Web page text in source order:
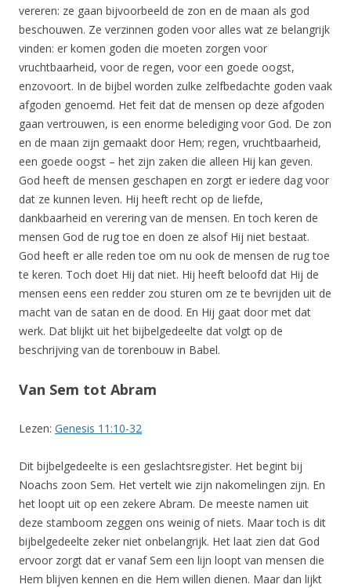
vereren: ze gaan bijvoorbeeld de zon en de maan als god
beschouwen. Ze verzinnen goden voor alles wat ze belangrijk
vinden: er komen goden die moeten zorgen voor
vruchtbaarheid, voor de regen, voor een goede oogst,
enzovoort. In de bijbel worden zulke zelfbedachte goden vaak
afgoden genoemd. Het feit dat de mensen op deze afgoden
gaan vertrouwen, is een enorme belediging voor God. De zon
en de maan zijn gemaakt door Hem; regen, vruchtbaarheid,
een goede oogst – het zijn zaken die alleen Hij kan geven.
God heeft de mensen geschapen en zorgt er iedere dag voor
dat ze kunnen leven. Hij heeft recht op de liefde,
dankbaarheid en verering van de mensen. En toch keren de
mensen God de rug toe en doen ze alsof Hij niet bestaat.
God heeft er alle reden toe om nu ook de mensen de rug toe
te keren. Toch doet Hij dat niet. Hij heeft beloofd dat Hij de
mensen eens een redder zou sturen om ze te bevrijden uit de
macht van de satan en de dood. En Hij gaat door met dat
werk. Dat blijkt uit het bijbelgedeelte dat volgt op de
beschrijving van de torenbouw in Babel.
Van Sem tot Abram
Lezen: Genesis 11:10-32
Dit bijbelgedeelte is een geslachtsregister. Het begint bij
Noachs zoon Sem. Het vertelt wie zijn nakomelingen zijn. En
het loopt uit op een zekere Abram. De meeste namen uit
deze stamboom zeggen ons weinig of niets. Maar toch is dit
bijbelgedeelte zeker niet onbelangrijk. Het laat zien dat God
ervoor zorgt dat er vanaf Sem een lijn loopt van mensen die
Hem blijven kennen en die Hem willen dienen. Maar dan lijkt